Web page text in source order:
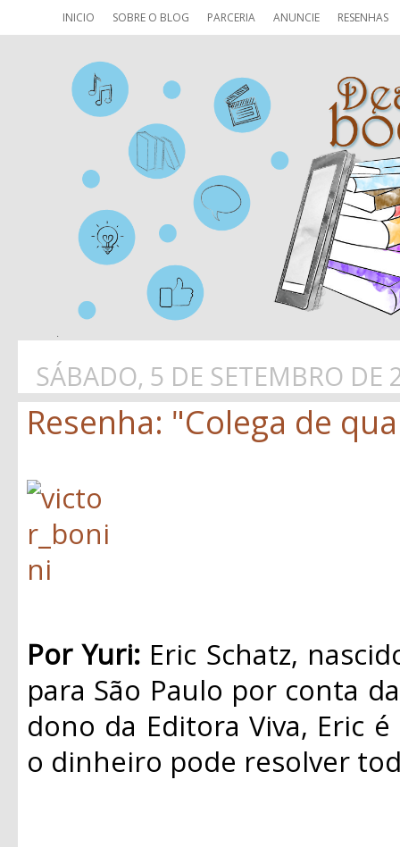
INICIO SOBRE O BLOG PARCERIA ANUNCIE RESENHAS
SÁBADO, 5 DE SETEMBRO DE
Resenha: "Colega de
Por Yuri: Eric Schatz,
para São Paulo por conta
dono da Editora Viva, Eric
o dinheiro pode resolver